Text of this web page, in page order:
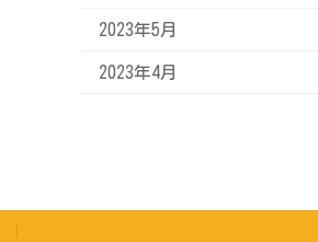
2023年5月
2023年4月